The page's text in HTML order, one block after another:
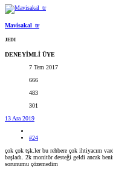
Mavisakal_tr
JEDI
DENEYİMLİ ÜYE
7 Tem 2017
666
483
301
13 Ara 2019
#24
çok çok tşk.ler bu rehbere çok ihtiyacım
başladı. 2k monitör desteği geldi ancak
sorunumu çözemedim